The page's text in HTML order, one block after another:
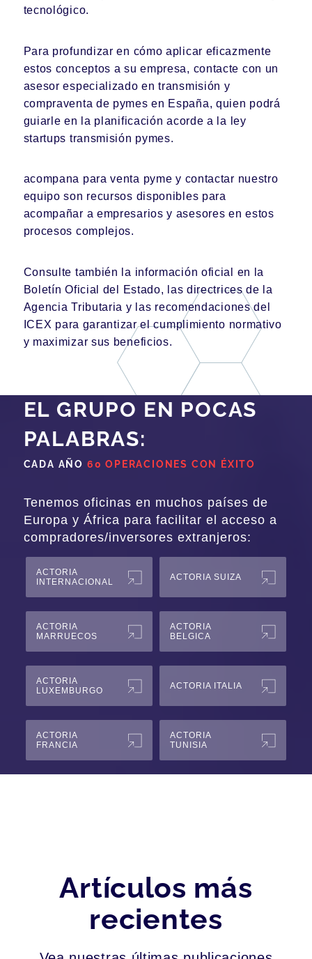
tecnológico.
Para profundizar en cómo aplicar eficazmente
estos conceptos a su empresa, contacte con un
asesor especializado en transmisión y
compraventa de pymes en España, quien podrá
guiarle en la planificación acorde a la ley
startups transmisión pymes.
acompana para venta pyme y contactar nuestro
equipo son recursos disponibles para
acompañar a empresarios y asesores en estos
procesos complejos.
Consulte también la información oficial en la
Boletín Oficial del Estado, las directrices de la
Agencia Tributaria y las recomendaciones del
ICEX para garantizar el cumplimiento normativo
y maximizar sus beneficios.
EL GRUPO EN POCAS
PALABRAS:
CADA AÑO 60 OPERACIONES CON ÉXITO
Tenemos oficinas en muchos países de
Europa y África para facilitar el acceso a
compradores/inversores extranjeros:
ACTORIA
INTERNACIONAL
ACTORIA SUIZA
ACTORIA
MARRUECOS
ACTORIA
BELGICA
ACTORIA
LUXEMBURGO
ACTORIA ITALIA
ACTORIA
FRANCIA
ACTORIA
TUNISIA
Artículos más
recientes